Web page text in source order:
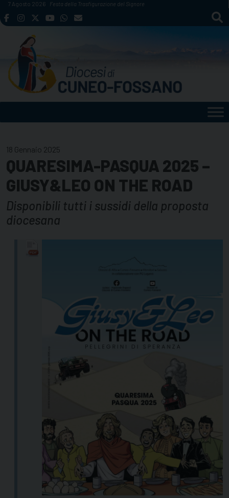
Skip
to
7 Agosto 2026 Festa della Trasfigurazione del Signore
18 Gennaio 2025
QUARESIMA-PASQUA 2025 –
GIUSY&LEO ON THE ROAD
Disponibili tutti i sussidi della proposta
diocesana